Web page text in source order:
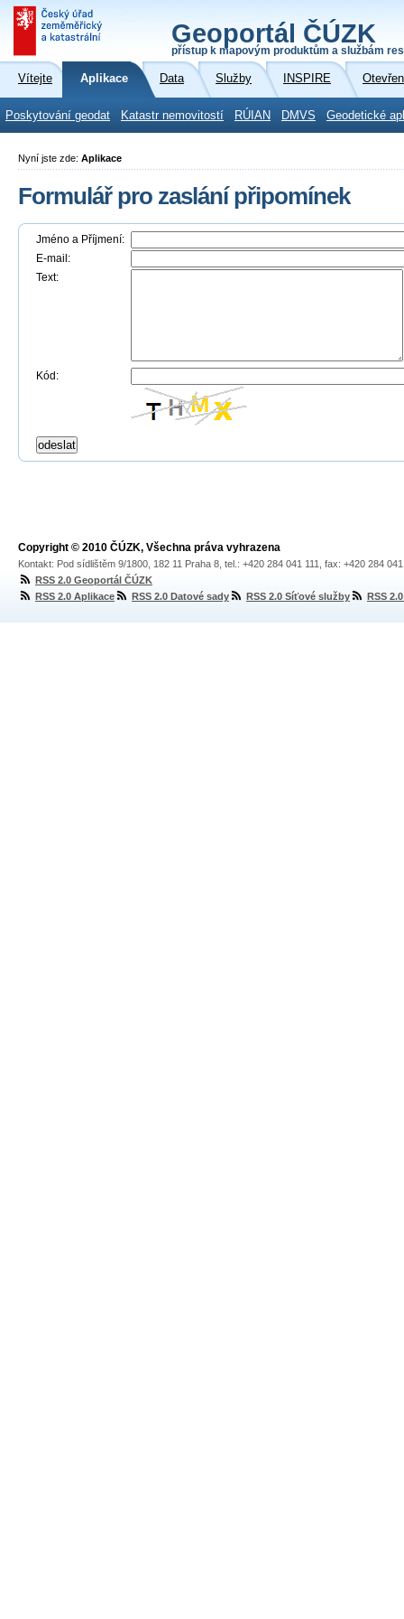
Geoportál ČÚZK
přístup k mapovým produktům a službám
Vítejte Aplikace Data Služby INSPIRE
Poskytování geodat Katastr nemovitostí RÚIAN DMVS Geodetické
Nyní jste zde: Aplikace
Formulář pro zaslání připomínek
Jméno a Příjmení:
E-mail:
Text:
Kód:
Copyright © 2010 ČÚZK, Všechna práva vyhrazena
Kontakt: Pod sídlištěm 9/1800, 182 11 Praha 8, tel.: +420 284 041 111, fax: +420 284
RSS 2.0 Geoportál ČÚZK
RSS 2.0 Aplikace
RSS 2.0 Datové sady RSS 2.0 Síťové služby RSS